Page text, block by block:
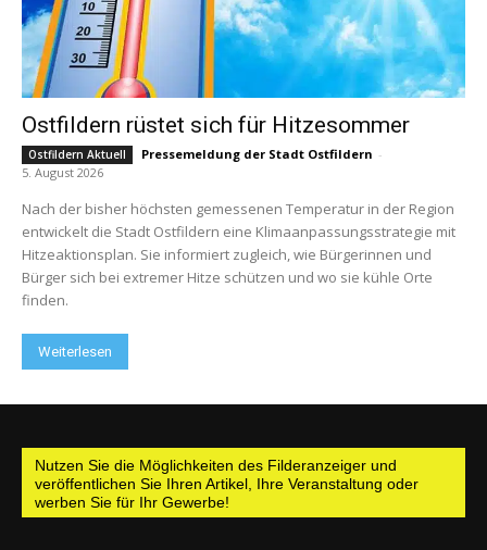
Ostfildern rüstet sich für Hitzesommer
Ostfildern Aktuell Pressemeldung der Stadt Ostfildern -
5. August 2026
Nach der bisher höchsten gemessenen Temperatur in der Region
entwickelt die Stadt Ostfildern eine Klimaanpassungsstrategie mit
Hitzeaktionsplan. Sie informiert zugleich, wie Bürgerinnen und
Bürger sich bei extremer Hitze schützen und wo sie kühle Orte
finden.
Weiterlesen
Nutzen Sie die Möglichkeiten des Filderanzeiger und
veröffentlichen Sie Ihren Artikel, Ihre Veranstaltung oder
werben Sie für Ihr Gewerbe!